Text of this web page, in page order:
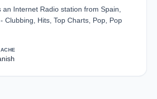
an Internet Radio station from Spain,
Clubbing, Hits, Top Charts, Pop, Pop